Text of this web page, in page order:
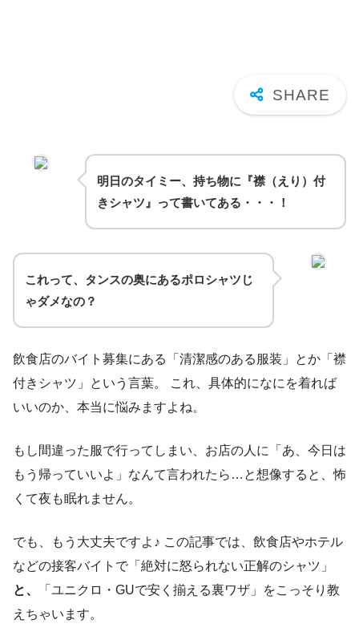
明日のタイミー、持ち物に『襟（えり）付
きシャツ』って書いてある・・・！
これって、タンスの奥にあるポロシャツじ
ゃダメなの？
飲食店のバイト募集にある「清潔感のある服装」とか「襟
付きシャツ」という言葉。 これ、具体的になにを着れば
いいのか、本当に悩みますよね。
もし間違った服で行ってしまい、お店の人に「あ、今日は
もう帰っていいよ」なんて言われたら…と想像すると、怖
くて夜も眠れません。
でも、もう大丈夫ですよ♪ この記事では、飲食店やホテル
などの接客バイトで「絶対に怒られない正解のシャツ」
と、
「ユニクロ・GUで安く揃える裏ワザ」をこっそり教
えちゃいます。